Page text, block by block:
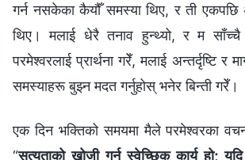
गर्न नसकेका कैयौँ समस्या थिए, र ती एकपछि
थिए। मलाई धेरै तनाव हुन्थ्यो, र म साँच्‍चै
परमेश्‍वरलाई प्रार्थना गरेँ, मलाई अन्तर्दृष्टि र
समस्याहरू बुझ्‍न मदत गर्नुहोस् भनेर बिन्ती गरेँ।
एक दिन भक्तिको समयमा मैले परमेश्‍वरका
“सत्यताको खोजी गर्नु स्वेच्छिक कार्य हो;